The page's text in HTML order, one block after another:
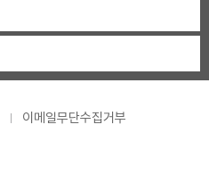
이메일무단수집거부